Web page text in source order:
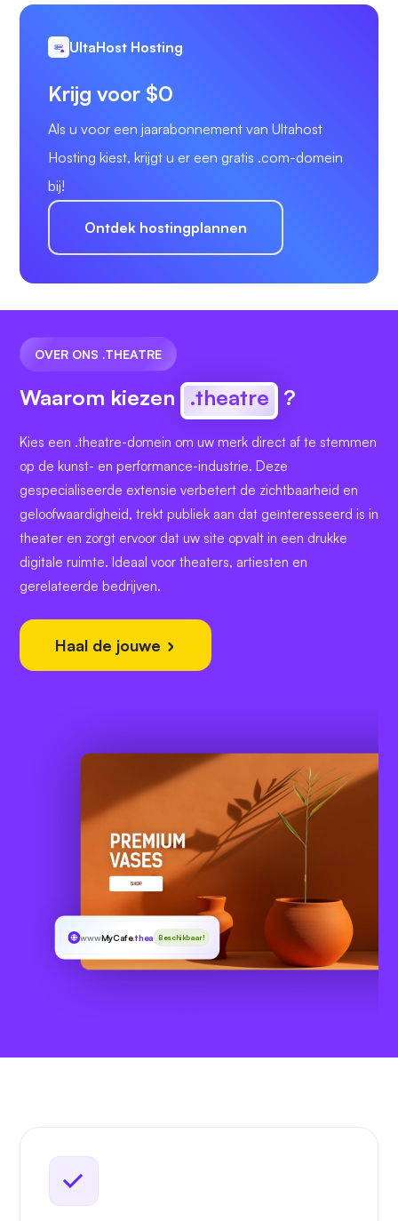
UltaHost Hosting
Krijg voor $0
Als u voor een jaarabonnement van Ultahost
Hosting kiest, krijgt u er een gratis .com-domein
bij!
Ontdek hostingplannen
OVER ONS .THEATRE
Waarom kiezen .theatre ?
Kies een .theatre-domein om uw merk direct af te stemmen
op de kunst- en performance-industrie. Deze
gespecialiseerde extensie verbetert de zichtbaarheid en
geloofwaardigheid, trekt publiek aan dat geïnteresseerd is in
theater en zorgt ervoor dat uw site opvalt in een drukke
digitale ruimte. Ideaal voor theaters, artiesten en
gerelateerde bedrijven.
Haal de jouwe
wwwMyCafe.theatreBeschikbaar!